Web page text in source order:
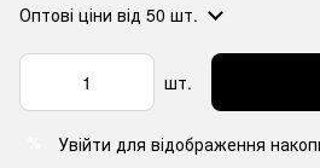
Оптові ціни від 50 шт.
шт.
Увійти для відображення